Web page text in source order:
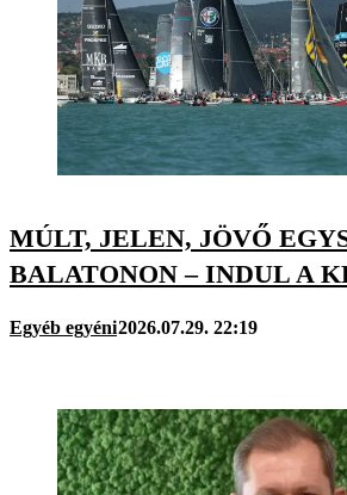
MÚLT, JELEN, JÖVŐ
BALATONON – INDUL A
Egyéb egyéni2026.07.29. 22:19